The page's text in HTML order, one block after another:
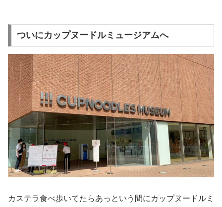
ついにカップヌードルミュージアムへ
カステラ食べ歩いてたらあっという間にカップヌードルミ